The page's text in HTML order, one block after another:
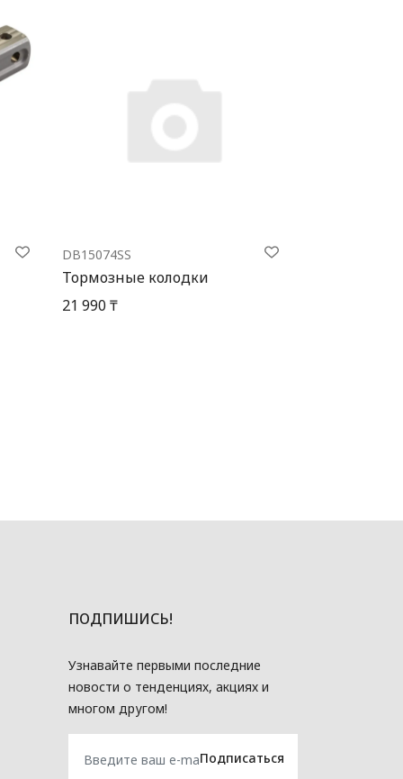
DB15074SS
Тормозные колодки
21 990 ₸
ПОДПИШИСЬ!
Узнавайте первыми последние
новости о тенденциях, акциях и
многом другом!